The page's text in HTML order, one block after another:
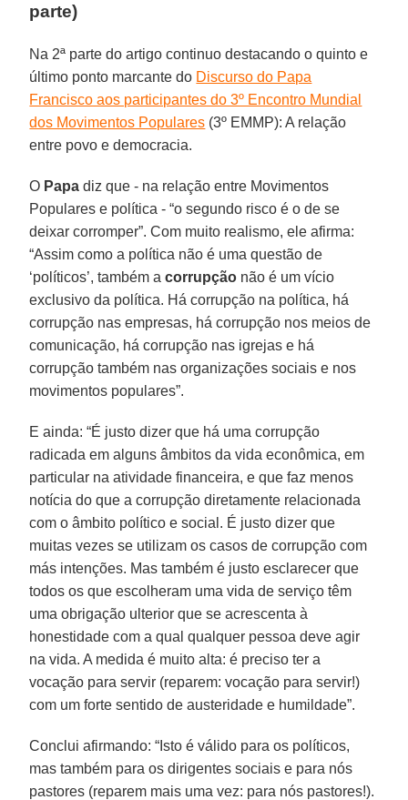
parte)
Na 2ª parte do artigo continuo destacando o quinto e
último ponto marcante do Discurso do Papa
Francisco aos participantes do 3º Encontro Mundial
dos Movimentos Populares (3º EMMP): A relação
entre povo e democracia.
O Papa diz que - na relação entre Movimentos
Populares e política - “o segundo risco é o de se
deixar corromper”. Com muito realismo, ele afirma:
“Assim como a política não é uma questão de
‘políticos’, também acorrupção não é um vício
exclusivo da política. Há corrupção na política, há
corrupção nas empresas, há corrupção nos meios de
comunicação, há corrupção nas igrejas e há
corrupção também nas organizações sociais e nos
movimentos populares”.
E ainda: “É justo dizer que há uma corrupção
radicada em alguns âmbitos da vida econômica, em
particular na atividade financeira, e que faz menos
notícia do que a corrupção diretamente relacionada
com o âmbito político e social. É justo dizer que
muitas vezes se utilizam os casos de corrupção com
más intenções. Mas também é justo esclarecer que
todos os que escolheram uma vida de serviço têm
uma obrigação ulterior que se acrescenta à
honestidade com a qual qualquer pessoa deve agir
na vida. A medida é muito alta: é preciso ter a
vocação para servir (reparem: vocação para servir!)
com um forte sentido de austeridade e humildade”.
Conclui afirmando: “Isto é válido para os políticos,
mas também para os dirigentes sociais e para nós
pastores (reparem mais uma vez: para nós pastores!).